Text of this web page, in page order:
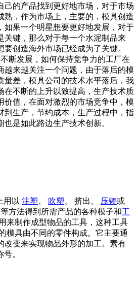
己的产品找到更好地市场，对于市场
熟，作为市场上，主要的，模具创造
如果一个明星想要更好地发展，对于
关键，那么对于每一个水泥制品来
创造海外市场已经成为了关键。
断发展，如何保持竞争力的工厂在
越来越关注一个问题，由于落后的模
量差，模具公司的技术水平落后，我
在不断的上升以致提高，生产技术质
价值，在面对激烈的市场竞争中，模
到生产，节约成本，生产过程中，指
是如此路边生产技术创新。
用以 注塑 吹塑 、 挤出、 压铸或
方法得到所需产品的各种模子和工
来制作成型物品的工具，这种工具
模具由不同的零件构成。它主要通
改变来实现物品外形的加工。素有
。